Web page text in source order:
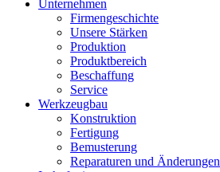
Unternehmen
Firmengeschichte
Unsere Stärken
Produktion
Produktbereich
Beschaffung
Service
Werkzeugbau
Konstruktion
Fertigung
Bemusterung
Reparaturen und Änderungen